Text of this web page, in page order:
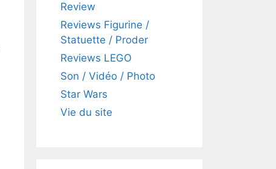
Review
Reviews Figurine /
Statuette / Proder
Reviews LEGO
Son / Vidéo / Photo
Star Wars
Vie du site